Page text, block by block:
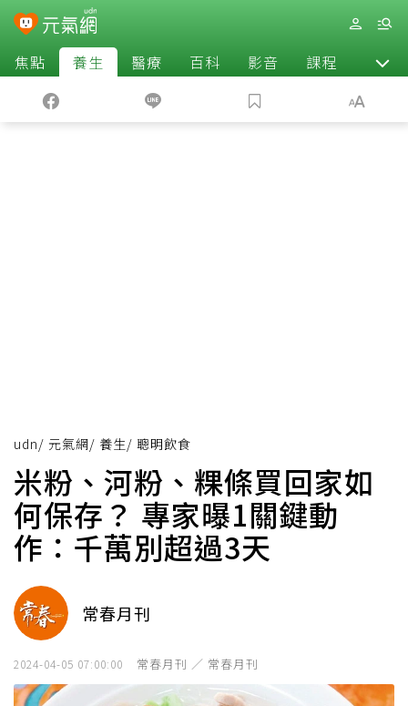
焦點 養生 醫療 百科 影音 課程 退休
udn/ 元氣網/ 養生/ 聰明飲食
米粉、河粉、粿條買回家如
何保存？ 專家曝1關鍵動
作：千萬別超過3天
常春月刊
2024-04-05 07:00:00 常春月刊 ／ 常春月刊